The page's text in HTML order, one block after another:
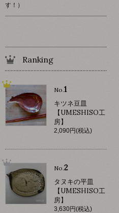
す！）
Ranking
No.1
キツネ豆皿
【UMESHISO工
房】
2,090円(税込)
No.2
タヌキの平皿
【UMESHISO工
房】
3,630円(税込)